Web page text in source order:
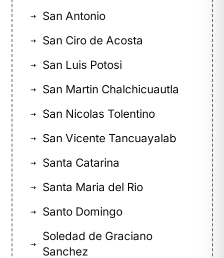
⇢ San Antonio
⇢ San Ciro de Acosta
⇢ San Luis Potosi
⇢ San Martin Chalchicuautla
⇢ San Nicolas Tolentino
⇢ San Vicente Tancuayalab
⇢ Santa Catarina
⇢ Santa Maria del Rio
⇢ Santo Domingo
⇢
Soledad de Graciano
Sanchez